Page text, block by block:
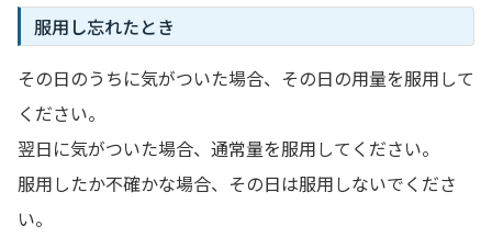
服用し忘れたとき
その日のうちに気がついた場合、その日の用量を服用して
ください。
翌日に気がついた場合、通常量を服用してください。
服用したか不確かな場合、その日は服用しないでくださ
い。